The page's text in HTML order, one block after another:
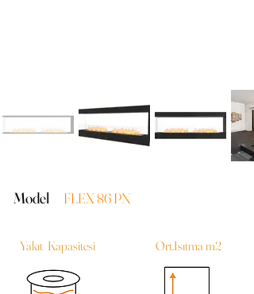
Model FLEX 86 PN
Yakıt Kapasitesi Ort.Isıtma m2